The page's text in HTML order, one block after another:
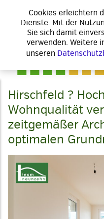
Hirschfeld ?
Wohnqualität
zeitgemäßer
optimalen
Cookies erleichtern
Dienste. Mit der
Sie sich damit
verwenden. Weitere
unseren